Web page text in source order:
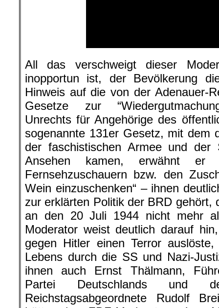
All das verschweigt dieser
inopportun ist, der Bevölkerung
Hinweis auf die von der Adenauer-
Gesetze zur
Unrechts für Angehörige des
sogenannte 131er Gesetz, mit dem
der faschistischen Armee und
Ansehen kamen, erwähnt
Fernsehzuschauern bzw. den
Wein einzuschenken“ – ihnen
zur erklärten Politik der BRD gehört,
an den 20 Juli 1944 nicht mehr
Moderator weist deutlich darauf
gegen Hitler einen Terror
Lebens durch die SS und Nazi-
ihnen auch Ernst Thälmann,
Partei Deutschlands und
Reichstagsabgeordnete Rudolf